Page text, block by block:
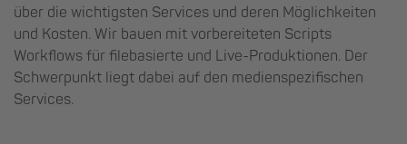
über die wichtigsten Services und deren Möglichkeiten
und Kosten. Wir bauen mit vorbereiteten Scripts
Workflows für filebasierte und Live-Produktionen. Der
Schwerpunkt liegt dabei auf den medienspezifischen
Services.